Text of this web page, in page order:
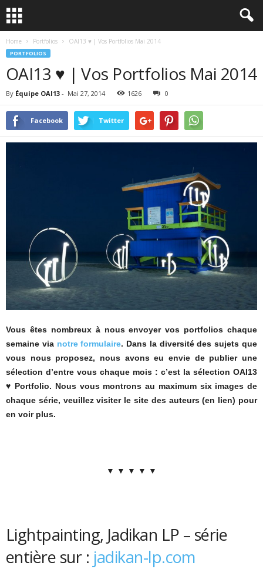
Home Portfolios OAI13 ♥ | Vos Portfolios Mai 2014
PORTFOLIOS
OAI13 ♥ | Vos Portfolios Mai 2014
By Équipe OAI13 - Mai 27, 2014 1626 0
Facebook Twitter
Vous êtes nombreux à nous envoyer vos portfolios chaque
semaine via notre formulaire. Dans la diversité des sujets que
vous nous proposez, nous avons eu envie de publier une
sélection d’entre vous chaque mois : c’est la sélection OAI13
♥ Portfolio. Nous vous montrons au maximum six images de
chaque série, veuillez visiter le site des auteurs (en lien) pour
en voir plus.
▼ ▼ ▼ ▼ ▼
Lightpainting, Jadikan LP – série
entière sur : jadikan-lp.com